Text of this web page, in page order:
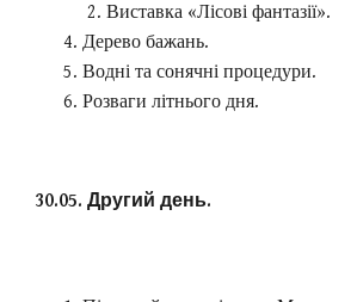
Виставка «Лісові фантазії».
Дерево бажань.
Водні та сонячні процедури.
Розваги літнього дня.
30.05. Другий день.